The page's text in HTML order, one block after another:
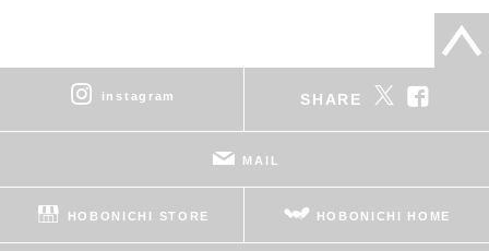
instagram SHARE
MAIL
HOBONICHI STORE HOBONICHI HOME